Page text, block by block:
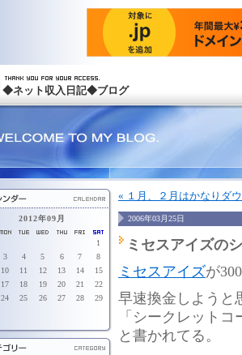
◆ネット収入日記◆ブログ
2012年09月
1
3 4 5 6 7
8
10 11 12 13 14
15
17 18 19 20 21
22
24 25 26 27 28
29
« １月、２月はかなりダ
2006年03月25日
ミセスアイズの
ミセスアイズが
早速換金しようと
「シークレット
と書かれてる。